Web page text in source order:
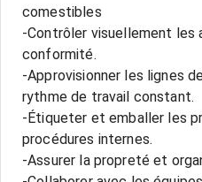
comestibles
-Contrôler visuellement les
conformité.
-Approvisionner les lignes
rythme de travail constant.
-Étiqueter et emballer les
procédures internes.
-Assurer la propreté et